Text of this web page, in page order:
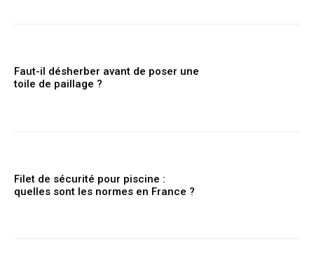
Faut-il désherber avant de poser une
toile de paillage ?
Filet de sécurité pour piscine :
quelles sont les normes en France ?